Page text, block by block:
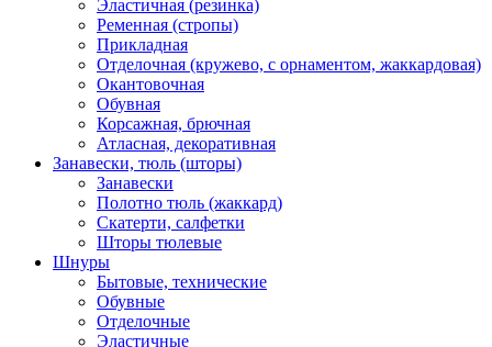
Эластичная (резинка)
Ременная (стропы)
Прикладная
Отделочная (кружево, с орнаментом, жаккардовая)
Окантовочная
Обувная
Корсажная, брючная
Атласная, декоративная
Занавески, тюль (шторы)
Занавески
Полотно тюль (жаккард)
Скатерти, салфетки
Шторы тюлевые
Шнуры
Бытовые, технические
Обувные
Отделочные
Эластичные